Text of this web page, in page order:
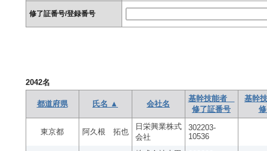
修了証番号/登録番号
2042名
都道府県 氏名 ▲ 会社名
基幹技能者
修了証番号
基幹
東京都 阿久根 拓也
日栄興業株式
会社
302203-
10536